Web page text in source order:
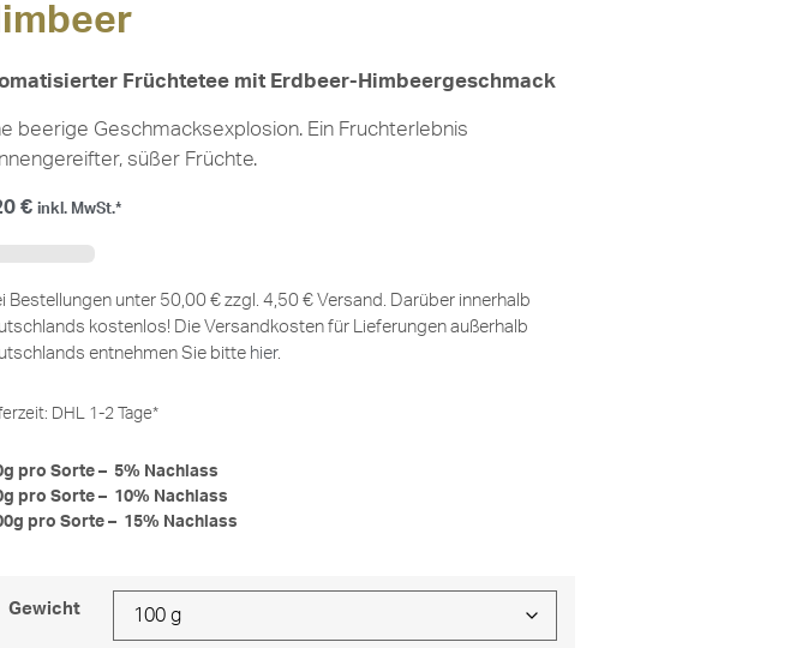
Früchtetee mit Erdbeer-Himbeergeschmack
beerige Geschmacksexplosion. Ein Fruchterlebnis
süßer Früchte.
€ inkl. MwSt.*
Bestellungen unter 50,00 € zzgl. 4,50 € Versand. Darüber innerhalb
kostenlos! Die Versandkosten für Lieferungen außerhalb
entnehmen Sie bitte hier.
DHL 1-2 Tage*
pro Sorte – 5% Nachlass
pro Sorte – 10% Nachlass
pro Sorte – 15% Nachlass
Gewicht